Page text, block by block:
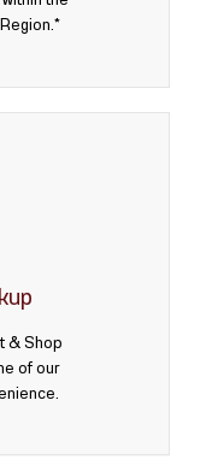
& Shop
of our